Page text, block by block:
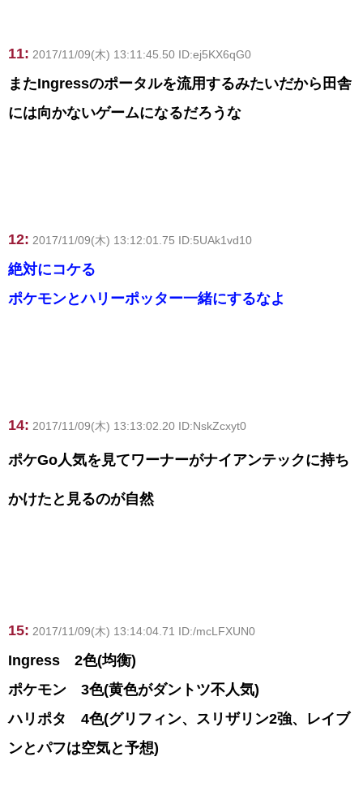
11: 2017/11/09(木) 13:11:45.50 ID:ej5KX6qG0
またIngressのポータルを流用するみたいだから田舎
には向かないゲームになるだろうな
12: 2017/11/09(木) 13:12:01.75 ID:5UAk1vd10
絶対にコケる
ポケモンとハリーポッター一緒にするなよ
14: 2017/11/09(木) 13:13:02.20 ID:NskZcxyt0
ポケGo人気を見てワーナーがナイアンテックに持ち
かけたと見るのが自然
15: 2017/11/09(木) 13:14:04.71 ID:/mcLFXUN0
Ingress 2色(均衡)
ポケモン 3色(黄色がダントツ不人気)
ハリポタ 4色(グリフィン、スリザリン2強、レイブ
ンとパフは空気と予想)